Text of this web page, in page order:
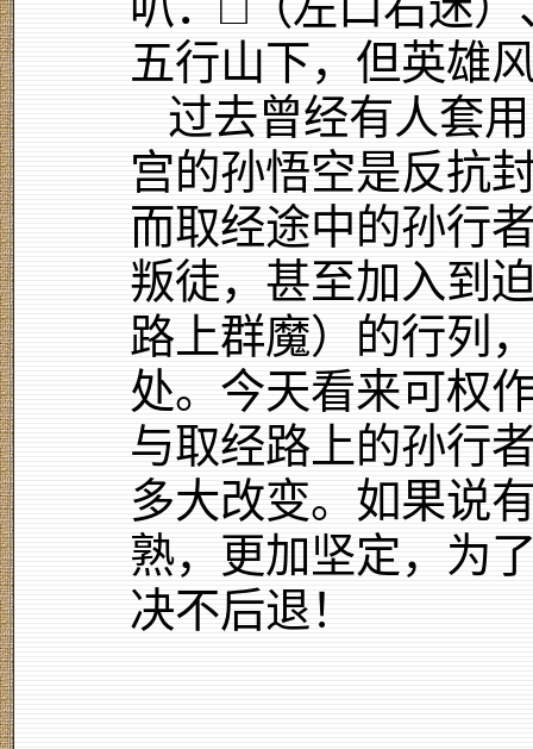
五行山下，但英雄
过去曾经有人套
宫的孙悟空是反抗
而取经途中的孙行
叛徒，甚至加入到
路上群魔）的行列
处。今天看来可权
与取经路上的孙行
多大改变。如果说
熟，更加坚定，为
决不后退！